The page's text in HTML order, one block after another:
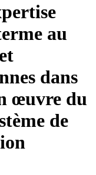
au
dans
œuvre du
de